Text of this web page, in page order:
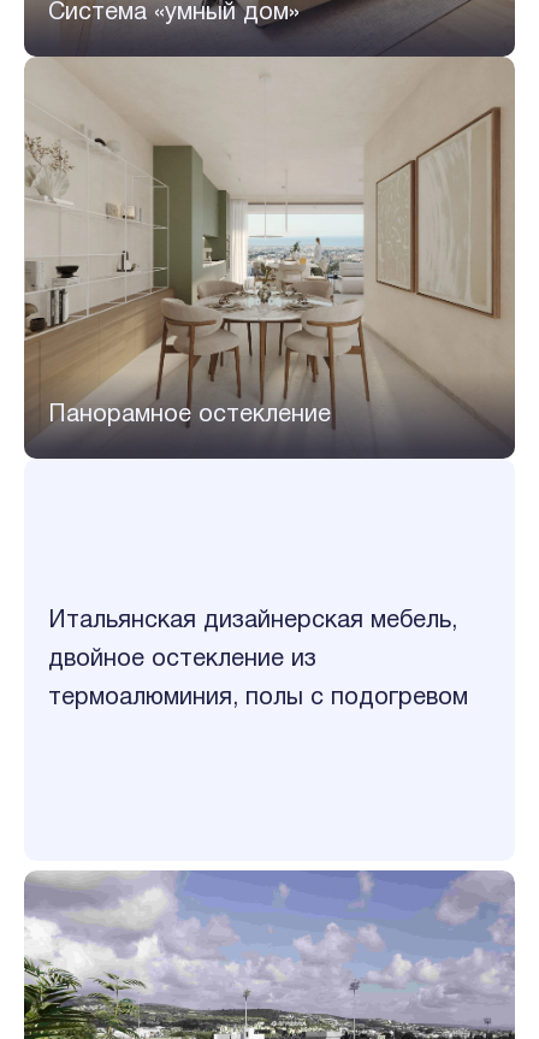
Система «умный дом»
Панорамное остекление
Итальянская дизайнерская мебель,
двойное остекление из
термоалюминия, полы с подогревом